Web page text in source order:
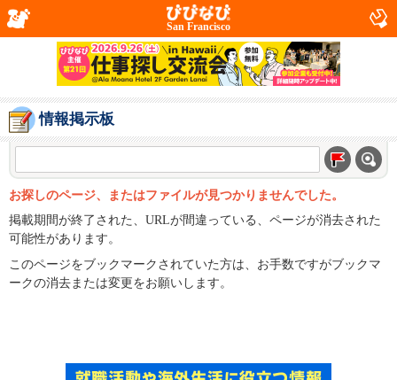
San Francisco
情報掲示板
お探しのページ、またはファイルが見つかりませんでした。
掲載期間が終了された、URLが間違っている、ページが消去された
可能性があります。
このページをブックマークされていた方は、お手数ですがブックマ
ークの消去または変更をお願いします。